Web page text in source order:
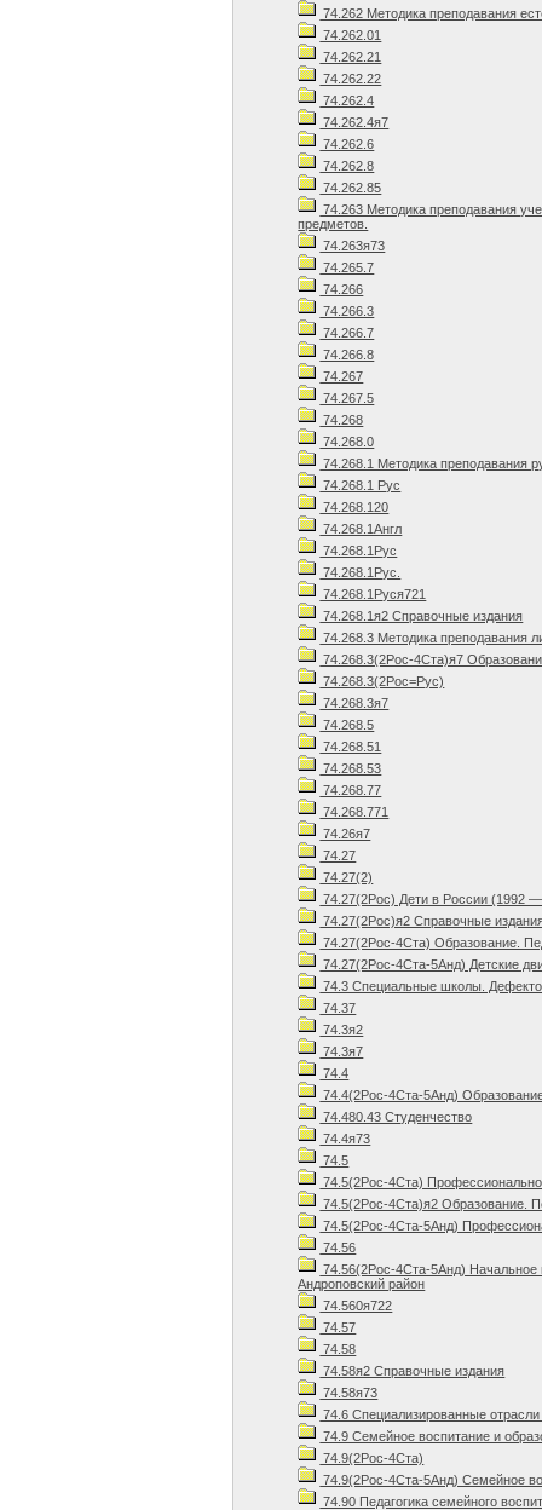
74.262 Методика преподавания
74.262.01
74.262.21
74.262.22
74.262.4
74.262.4я7
74.262.6
74.262.8
74.262.85
74.263 Методика преподавания
предметов.
74.263я73
74.265.7
74.266
74.266.3
74.266.7
74.266.8
74.267
74.267.5
74.268
74.268.0
74.268.1 Методика преподавания
74.268.1 Рус
74.268.120
74.268.1Англ
74.268.1Рус
74.268.1Рус.
74.268.1Руся721
74.268.1я2 Справочные издания
74.268.3 Методика преподавания
74.268.3(2Рос-4Ста)я7
74.268.3(2Рос=Рус)
74.268.3я7
74.268.5
74.268.51
74.268.53
74.268.77
74.268.771
74.26я7
74.27
74.27(2)
74.27(2Рос) Дети в России (1992
74.27(2Рос)я2 Справочные
74.27(2Рос-4Ста) Образование.
74.27(2Рос-4Ста-5Анд) Детские
74.3 Специальные школы.
74.37
74.3я2
74.3я7
74.4
74.4(2Рос-4Ста-5Анд)
74.480.43 Студенчество
74.4я73
74.5
74.5(2Рос-4Ста)
74.5(2Рос-4Ста)я2 Образование.
74.5(2Рос-4Ста-5Анд)
74.56
74.56(2Рос-4Ста-5Анд) Начальное
Андроповский район
74.560я722
74.57
74.58
74.58я2 Справочные издания
74.58я73
74.6 Специализированные отрасли
74.9 Семейное воспитание и
74.9(2Рос-4Ста)
74.9(2Рос-4Ста-5Анд) Семейное
74.90 Педагогика семейного